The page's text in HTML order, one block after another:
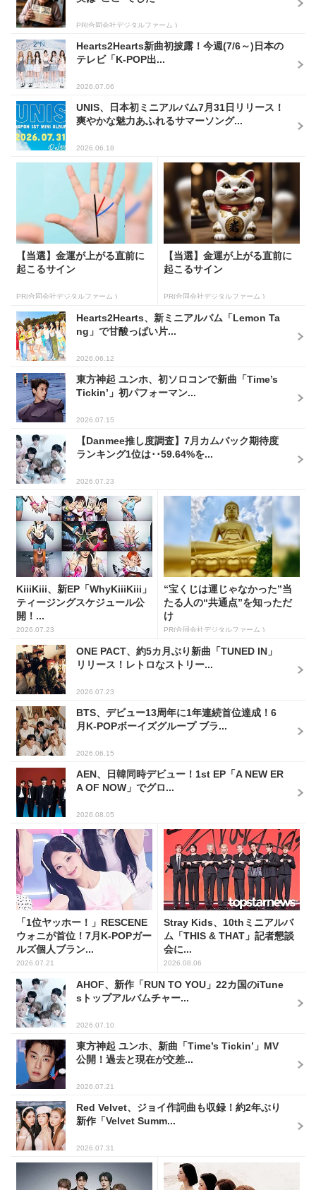
PR(合同会社デジタルファーム )
Hearts2Hearts新曲初披露！今週(7/6～)日本の
テレビ「K-POP出...
2026.07.06
UNIS、日本初ミニアルバム7月31日リリース！
爽やかな魅力あふれるサマーソング...
2026.06.18
【当選】金運が上がる直前に
起こるサイン
PR(合同会社デジタルファーム )
【当選】金運が上がる直前に
起こるサイン
PR(合同会社デジタルファーム )
Hearts2Hearts、新ミニアルバム「Lemon Ta
ng」で甘酸っぱい片...
2026.06.12
東方神起 ユンホ、初ソロコンで新曲「Time’s
Tickin’」初パフォーマン...
2026.07.15
【Danmee推し度調査】7月カムバック期待度
ランキング1位は･･59.64%を...
2026.07.23
KiiiKiii、新EP「WhyKiiiKiii」
ティージングスケジュール公
開！...
2026.07.23
“宝くじは運じゃなかった”当
たる人の“共通点”を知っただ
け
PR(合同会社デジタルファーム )
ONE PACT、約5カ月ぶり新曲「TUNED IN」
リリース！レトロなストリー...
2026.07.23
BTS、デビュー13周年に1年連続首位達成！6
月K-POPボーイズグループ ブラ...
2026.06.15
AEN、日韓同時デビュー！1st EP「A NEW ER
A OF NOW」でグロ...
2026.08.05
「1位ヤッホー！」RESCENE
ウォニが首位！7月K-POPガー
ルズ個人ブラン...
2026.07.21
Stray Kids、10thミニアルバ
ム「THIS & THAT」記者懇談
会に...
2026.08.06
AHOF、新作「RUN TO YOU」22カ国のiTune
sトップアルバムチャー...
2026.07.10
東方神起 ユンホ、新曲「Time’s Tickin’」MV
公開！過去と現在が交差...
2026.07.21
Red Velvet、ジョイ作詞曲も収録！約2年ぶり
新作「Velvet Summ...
2026.07.31